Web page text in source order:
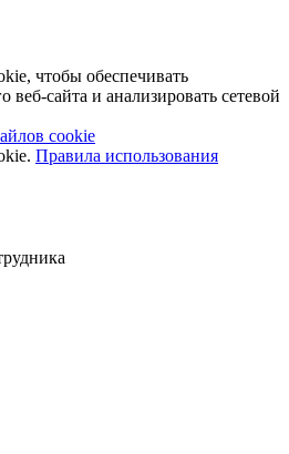
чтобы обеспечивать
сайта и анализировать сетевой
cookie
Правила использования